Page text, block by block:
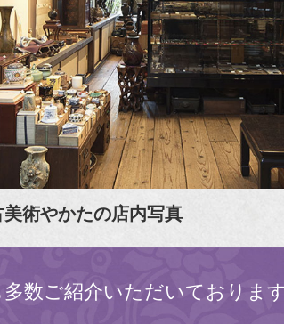
美術やかたの店内写真
数ご紹介いただいておりま